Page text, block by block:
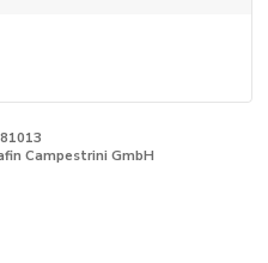
Campestrini GmbH